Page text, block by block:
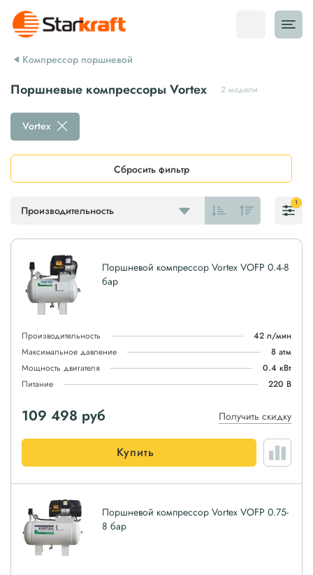
Компрессор поршневой
Поршневые компрессоры Vortex 2 модели
Производительность
Vortex
Сбросить фильтр
1
Поршневой компрессор Vortex VOFP 0.4-8
бар
Производительность
42 л/мин
Максимальное давление
8 атм
Мощность двигателя
0.4 кВт
Питание
220 В
109 498 руб Получить скидку
Купить
Поршневой компрессор Vortex VOFP 0.75-
8 бар